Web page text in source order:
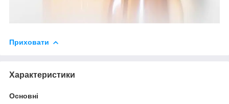
Приховати
Характеристики
Основні